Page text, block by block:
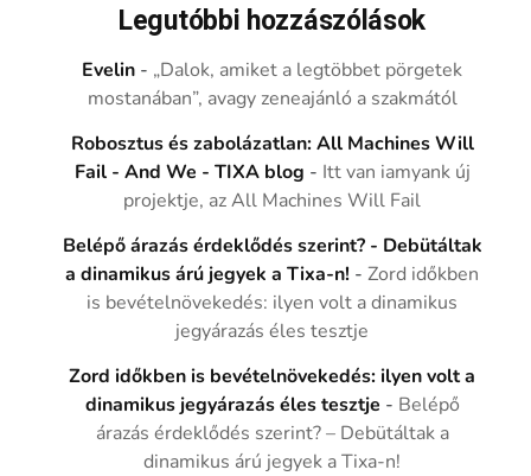
Legutóbbi hozzászólások
Evelin - „Dalok, amiket a legtöbbet pörgetek
mostanában”, avagy zeneajánló a szakmától
Robosztus és zabolázatlan: All Machines Will
Fail - And We - TIXA blog - Itt van iamyank új
projektje, az All Machines Will Fail
Belépő árazás érdeklődés szerint? - Debütáltak
a dinamikus árú jegyek a Tixa-n! -Zord időkben
is bevételnövekedés: ilyen volt a dinamikus
jegyárazás éles tesztje
Zord időkben is bevételnövekedés: ilyen volt a
dinamikus jegyárazás éles tesztje - Belépő
árazás érdeklődés szerint? – Debütáltak a
dinamikus árú jegyek a Tixa-n!